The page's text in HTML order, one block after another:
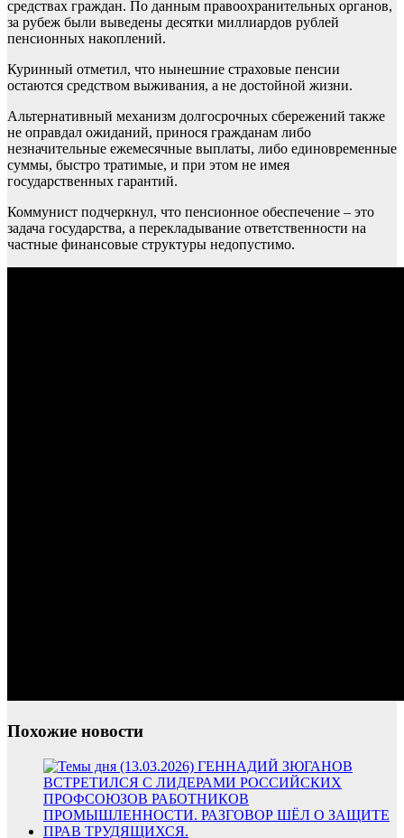
средствах граждан. По данным правоохранительных органов,
за рубеж были выведены десятки миллиардов рублей
пенсионных накоплений.
Куринный отметил, что нынешние страховые пенсии
остаются средством выживания, а не достойной жизни.
Альтернативный механизм долгосрочных сбережений также
не оправдал ожиданий, принося гражданам либо
незначительные ежемесячные выплаты, либо единовременные
суммы, быстро тратимые, и при этом не имея
государственных гарантий.
Коммунист подчеркнул, что пенсионное обеспечение – это
задача государства, а перекладывание ответственности на
частные финансовые структуры недопустимо.
Похожие новости